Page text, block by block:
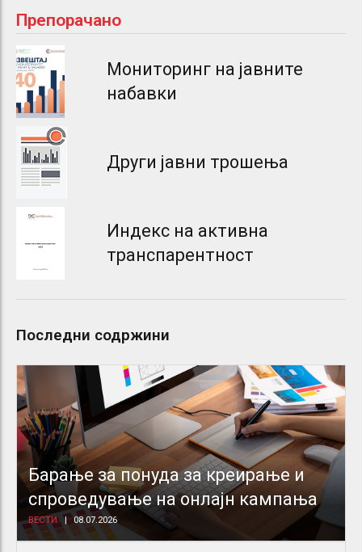
Препорачано
Мониторинг на јавните
набавки
Други јавни трошења
Индекс на активна
транспарентност
Последни содржини
Барање за понуда за креирање и
спроведување на онлајн кампања
ВЕСТИ 08.07.2026